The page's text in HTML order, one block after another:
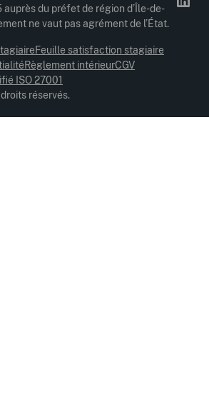
du préfet de région d’Île-de-
ne vaut pas agrément de l’État.
réservés.
Feuille satisfaction stagiaire
Règlement intérieurCGV
ISO 27001